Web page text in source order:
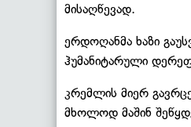
მისაღწევად.
ერდოღანმა ხაზი
ჰუმანიტარული
კრემლის მიერ
მხოლოდ მაშინ